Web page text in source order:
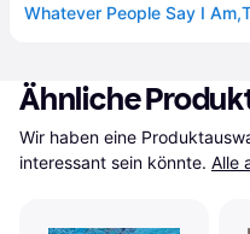
Whatever People Say I
Ähnliche
Wir haben eine
interessant sein könnte. Alle